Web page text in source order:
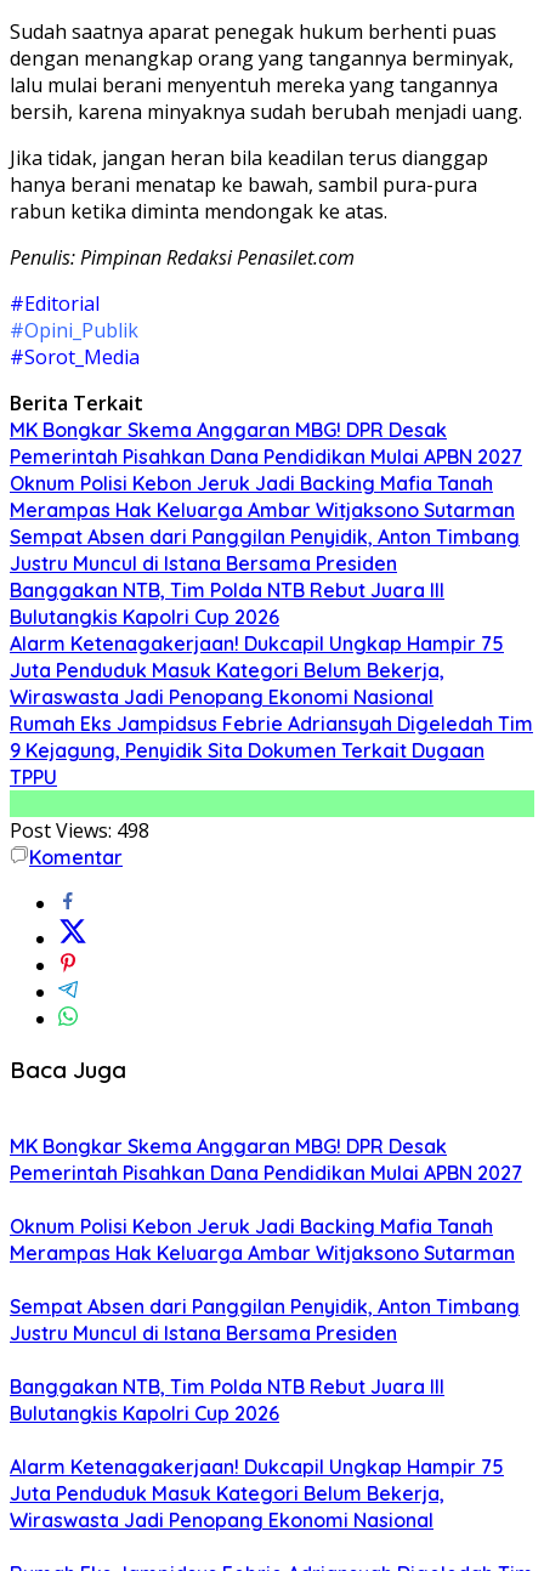
Sudah saatnya aparat penegak hukum berhenti puas
dengan menangkap orang yang tangannya berminyak,
lalu mulai berani menyentuh mereka yang tangannya
bersih, karena minyaknya sudah berubah menjadi uang.
Jika tidak, jangan heran bila keadilan terus dianggap
hanya berani menatap ke bawah, sambil pura-pura
rabun ketika diminta mendongak ke atas.
Penulis: Pimpinan Redaksi Penasilet.com
#Editorial
#Opini_Publik
#Sorot_Media
Berita Terkait
MK Bongkar Skema Anggaran MBG! DPR Desak
Pemerintah Pisahkan Dana Pendidikan Mulai APBN 2027
Oknum Polisi Kebon Jeruk Jadi Backing Mafia Tanah
Merampas Hak Keluarga Ambar Witjaksono Sutarman
Sempat Absen dari Panggilan Penyidik, Anton Timbang
Justru Muncul di Istana Bersama Presiden
Banggakan NTB, Tim Polda NTB Rebut Juara III
Bulutangkis Kapolri Cup 2026
Alarm Ketenagakerjaan! Dukcapil Ungkap Hampir 75
Juta Penduduk Masuk Kategori Belum Bekerja,
Wiraswasta Jadi Penopang Ekonomi Nasional
Rumah Eks Jampidsus Febrie Adriansyah Digeledah Tim
9 Kejagung, Penyidik Sita Dokumen Terkait Dugaan
TPPU
Post Views: 498
Komentar
Baca Juga
MK Bongkar Skema Anggaran MBG! DPR Desak
Pemerintah Pisahkan Dana Pendidikan Mulai APBN 2027
Oknum Polisi Kebon Jeruk Jadi Backing Mafia Tanah
Merampas Hak Keluarga Ambar Witjaksono Sutarman
Sempat Absen dari Panggilan Penyidik, Anton Timbang
Justru Muncul di Istana Bersama Presiden
Banggakan NTB, Tim Polda NTB Rebut Juara III
Bulutangkis Kapolri Cup 2026
Alarm Ketenagakerjaan! Dukcapil Ungkap Hampir 75
Juta Penduduk Masuk Kategori Belum Bekerja,
Wiraswasta Jadi Penopang Ekonomi Nasional